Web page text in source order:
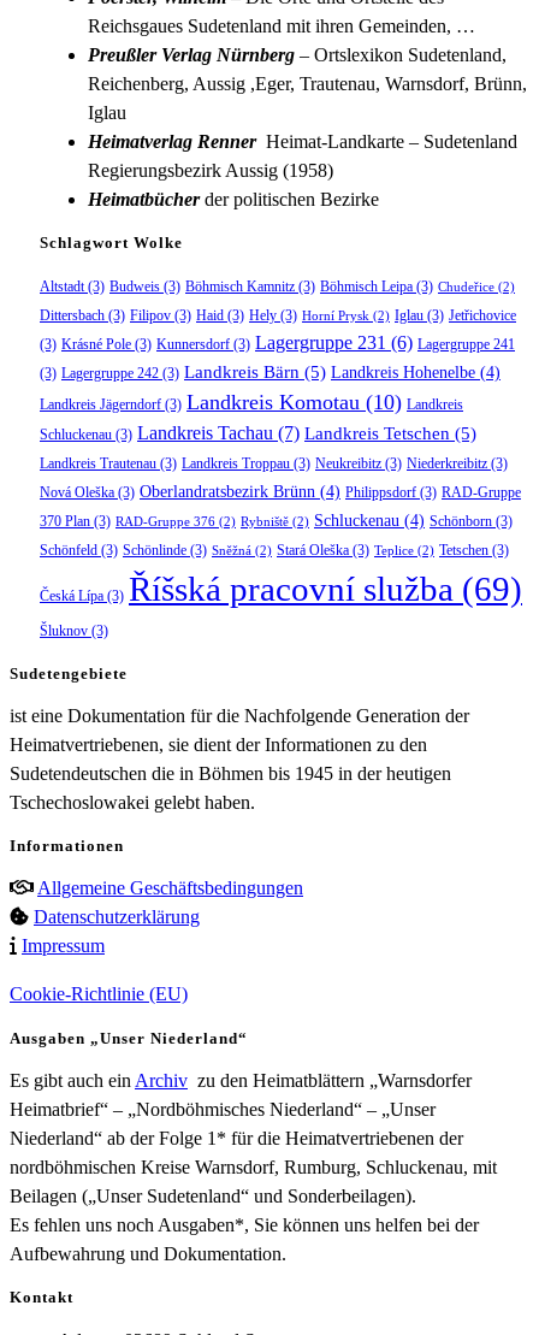
Reichsgaues Sudetenland mit ihren Gemeinden, …
Preußler Verlag Nürnberg – Ortslexikon Sudetenland,
Reichenberg, Aussig ,Eger, Trautenau, Warnsdorf, Brünn,
Iglau
Heimatverlag Renner Heimat-Landkarte – Sudetenland
Regierungsbezirk Aussig (1958)
Heimatbücherder politischen Bezirke
Schlagwort Wolke
Altstadt(3) Budweis (3) Böhmisch Kamnitz (3) Böhmisch Leipa (3) Chudeřice (2)
Dittersbach (3) Filipov (3) Haid (3) Hely (3) Horní Prysk (2) Iglau (3) Jetřichovice
(3) Krásné Pole (3) Kunnersdorf (3) Lagergruppe 231 (6) Lagergruppe 241
(3) Lagergruppe 242 (3) Landkreis Bärn (5) Landkreis Hohenelbe (4)
Landkreis Jägerndorf (3) Landkreis Komotau (10) Landkreis
Schluckenau (3) Landkreis Tachau (7) Landkreis Tetschen (5)
Landkreis Trautenau (3) Landkreis Troppau (3) Neukreibitz (3) Niederkreibitz (3)
Nová Oleška (3) Oberlandratsbezirk Brünn (4) Philippsdorf (3) RAD-Gruppe
370 Plan (3) RAD-Gruppe 376 (2) Rybniště (2) Schluckenau (4) Schönborn (3)
Schönfeld (3) Schönlinde (3) Sněžná (2) Stará Oleška (3) Teplice (2) Tetschen (3)
Česká Lípa (3) Říšská pracovní služba (69)
Šluknov (3)
Sudetengebiete
ist eine Dokumentation für die Nachfolgende Generation der
Heimatvertriebenen, sie dient der Informationen zu den
Sudetendeutschen die in Böhmen bis 1945 in der heutigen
Tschechoslowakei gelebt haben.
Informationen
Allgemeine Geschäftsbedingungen
Datenschutzerklärung
Impressum
Cookie-Richtlinie (EU)
Ausgaben „Unser Niederland“
Es gibt auch ein Archiv zu den Heimatblättern „Warnsdorfer
Heimatbrief“ – „Nordböhmisches Niederland“ – „Unser
Niederland“ ab der Folge 1* für die Heimatvertriebenen der
nordböhmischen Kreise Warnsdorf, Rumburg, Schluckenau, mit
Beilagen („Unser Sudetenland“ und Sonderbeilagen).
Es fehlen uns noch Ausgaben*, Sie können uns helfen bei der
Aufbewahrung und Dokumentation.
Kontakt